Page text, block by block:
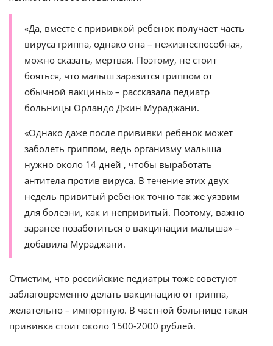
«Да, вместе с прививкой ребенок получает часть
вируса гриппа, однако она – нежизнеспособная,
можно сказать, мертвая. Поэтому, не стоит
бояться, что малыш заразится гриппом от
обычной вакцины» – рассказала педиатр
больницы Орландо Джин Мураджани.
«Однако даже после прививки ребенок может
заболеть гриппом, ведь организму малыша
нужно около 14 дней , чтобы выработать
антитела против вируса. В течение этих двух
недель привитый ребенок точно так же уязвим
для болезни, как и непривитый. Поэтому, важно
заранее позаботиться о вакцинации малыша» –
добавила Мураджани.
Отметим, что российские педиатры тоже советуют
заблаговременно делать вакцинацию от гриппа,
желательно – импортную. В частной больнице такая
прививка стоит около 1500-2000 рублей.